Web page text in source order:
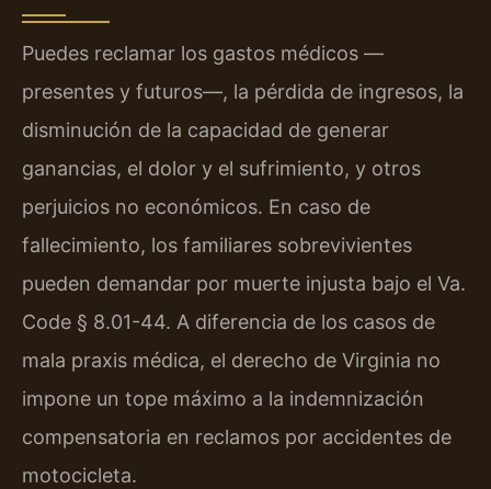
Puedes reclamar los gastos médicos —
presentes y futuros—, la pérdida de ingresos, la
disminución de la capacidad de generar
ganancias, el dolor y el sufrimiento, y otros
perjuicios no económicos. En caso de
fallecimiento, los familiares sobrevivientes
pueden demandar por muerte injusta bajo el Va.
Code § 8.01-44. A diferencia de los casos de
mala praxis médica, el derecho de Virginia no
impone un tope máximo a la indemnización
compensatoria en reclamos por accidentes de
motocicleta.